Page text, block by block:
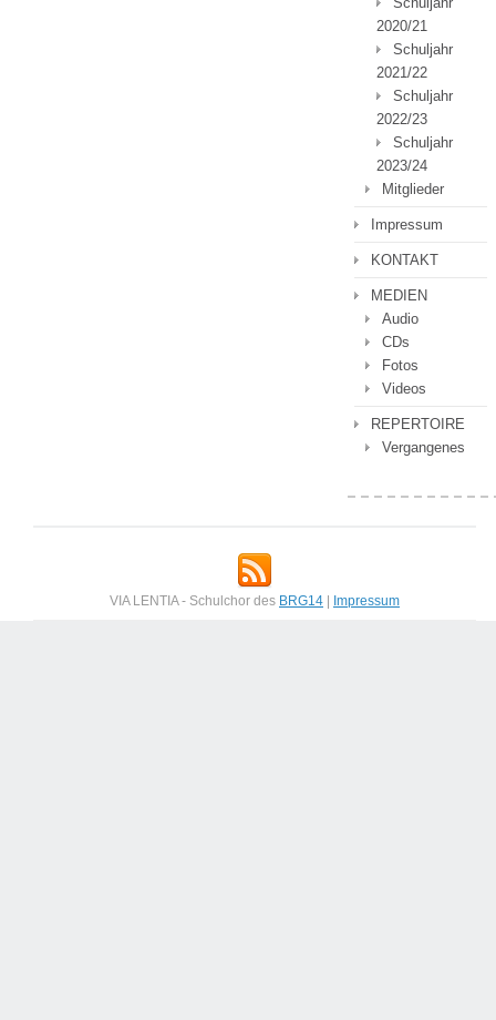
2020/21
Schuljahr
2021/22
Schuljahr
2022/23
Schuljahr
2023/24
Mitglieder
Impressum
KONTAKT
MEDIEN
Audio
CDs
Fotos
Videos
REPERTOIRE
Vergangenes
VIA LENTIA - Schulchor des BRG14 Impressum